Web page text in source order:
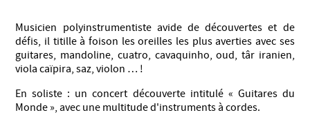
Musicien polyinstrumentiste avide de découvertes et de
défis, il titille à foison les oreilles les plus averties avec ses
guitares, mandoline, cuatro, cavaquinho, oud, târ iranien,
viola caïpira, saz, violon … !
En soliste : un concert découverte intitulé « Guitares du
Monde », avec une multitude d'instruments à cordes.